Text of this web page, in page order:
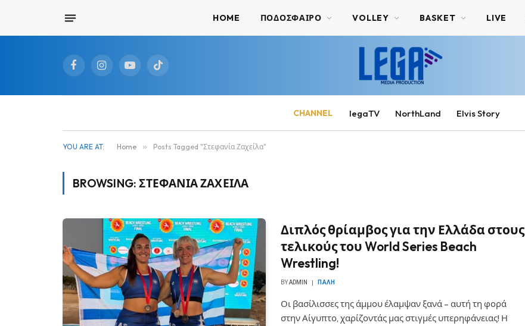
HOME ΠΟΔΟΣΦΑΙΡΟ VOLLEY BASKET LIVE
FacebookInstagramYouTubeTikTok
CHANNEL legaTV NorthLand Elvis Story
YOU ARE AT: Home » Posts Tagged "Στεφανία Ζαχείλα"
BROWSING:ΣΤΕΦΑΝΊΑ ΖΑΧΕΊΛΑ
Διπλός θρίαμβος για την Ελλάδα στους
τελικούς του World Series Beach
Wrestling!
BYADMIN ΠΆΛΗ
Οι βασίλισσες της άμμου έλαμψαν ξανά – αυτή τη φορά
στην Αίγυπτο, χαρίζοντάς μας στιγμές υπερηφάνειας! Η